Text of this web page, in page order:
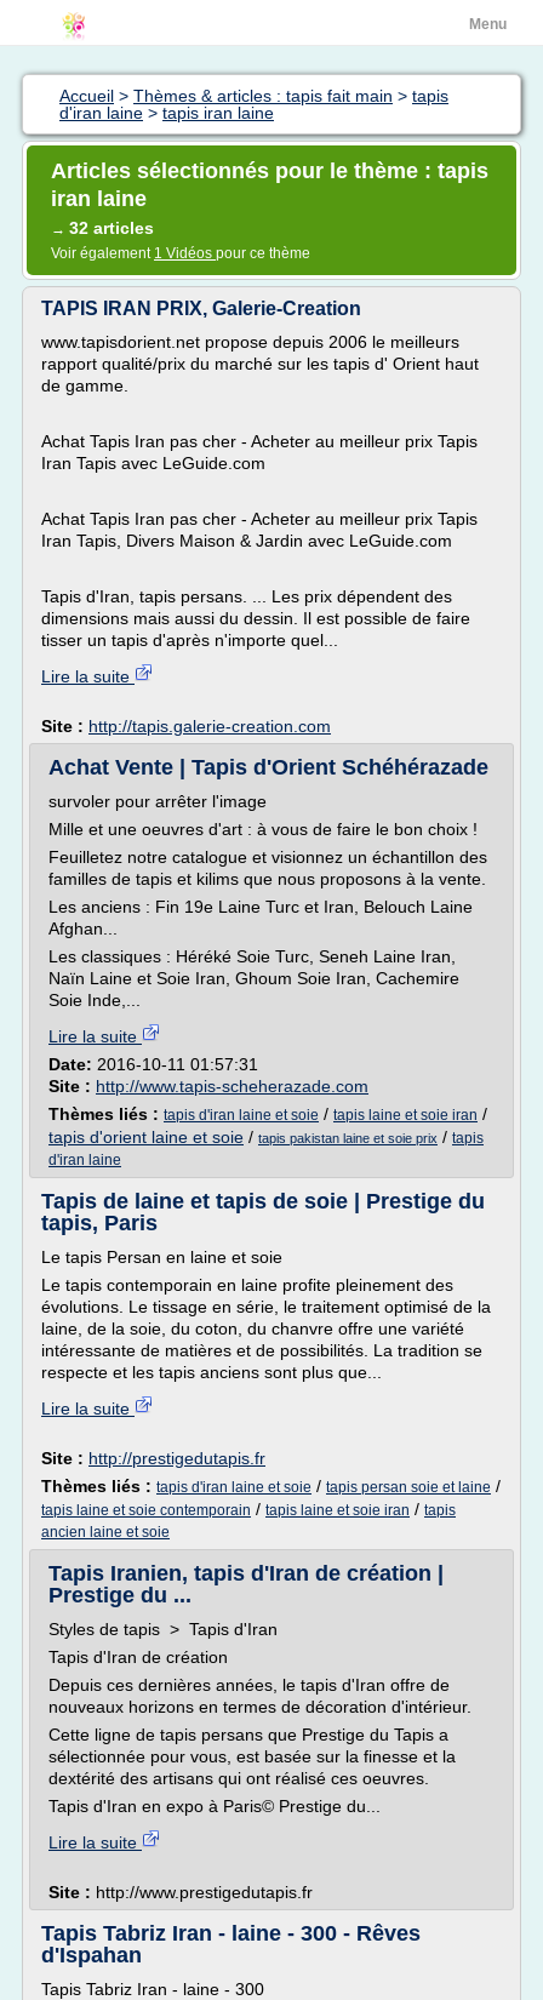
Menu
Accueil > Thèmes & articles : tapis fait main > tapis
d'iran laine > tapis iran laine
Articles sélectionnés pour le thème : tapis
iran laine
→ 32 articles
Voir également 1 Vidéos pour ce thème
TAPIS IRAN PRIX, Galerie-Creation
www.tapisdorient.net propose depuis 2006 le meilleurs
rapport qualité/prix du marché sur les tapis d' Orient haut
de gamme.
Achat Tapis Iran pas cher - Acheter au meilleur prix Tapis
Iran Tapis avec LeGuide.com
Achat Tapis Iran pas cher - Acheter au meilleur prix Tapis
Iran Tapis, Divers Maison & Jardin avec LeGuide.com
Tapis d'Iran, tapis persans. ... Les prix dépendent des
dimensions mais aussi du dessin. Il est possible de faire
tisser un tapis d'après n'importe quel...
Lire la suite
Site : http://tapis.galerie-creation.com
Achat Vente | Tapis d'Orient Schéhérazade
survoler pour arrêter l'image
Mille et une oeuvres d'art : à vous de faire le bon choix !
Feuilletez notre catalogue et visionnez un échantillon des
familles de tapis et kilims que nous proposons à la vente.
Les anciens : Fin 19e Laine Turc et Iran, Belouch Laine
Afghan...
Les classiques : Héréké Soie Turc, Seneh Laine Iran,
Naïn Laine et Soie Iran, Ghoum Soie Iran, Cachemire
Soie Inde,...
Lire la suite
Date: 2016-10-11 01:57:31
Site : http://www.tapis-scheherazade.com
Thèmes liés : tapis d'iran laine et soie / tapis laine et soie iran /
tapis d'orient laine et soie / tapis pakistan laine et soie prix / tapis
d'iran laine
Tapis de laine et tapis de soie | Prestige du
tapis, Paris
Le tapis Persan en laine et soie
Le tapis contemporain en laine profite pleinement des
évolutions. Le tissage en série, le traitement optimisé de la
laine, de la soie, du coton, du chanvre offre une variété
intéressante de matières et de possibilités. La tradition se
respecte et les tapis anciens sont plus que...
Lire la suite
Site : http://prestigedutapis.fr
Thèmes liés : tapis d'iran laine et soie / tapis persan soie et laine /
tapis laine et soie contemporain / tapis laine et soie iran / tapis
ancien laine et soie
Tapis Iranien, tapis d'Iran de création |
Prestige du ...
Styles de tapis > Tapis d'Iran
Tapis d'Iran de création
Depuis ces dernières années, le tapis d'Iran offre de
nouveaux horizons en termes de décoration d'intérieur.
Cette ligne de tapis persans que Prestige du Tapis a
sélectionnée pour vous, est basée sur la finesse et la
dextérité des artisans qui ont réalisé ces oeuvres.
Tapis d'Iran en expo à Paris© Prestige du...
Lire la suite
Site : http://www.prestigedutapis.fr
Tapis Tabriz Iran - laine - 300 - Rêves
d'Ispahan
Tapis Tabriz Iran - laine - 300